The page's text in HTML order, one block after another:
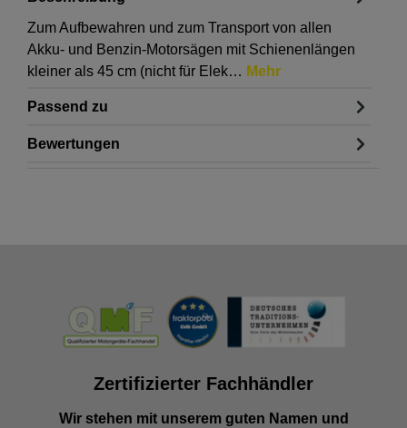
Zum Aufbewahren und zum Transport von allen
Akku- und Benzin-Motorsägen mit Schienenlängen
kleiner als 45 cm (nicht für Elek… Mehr
Passend zu
Bewertungen
Zertifizierter Fachhändler
Wir stehen mit unserem guten Namen und